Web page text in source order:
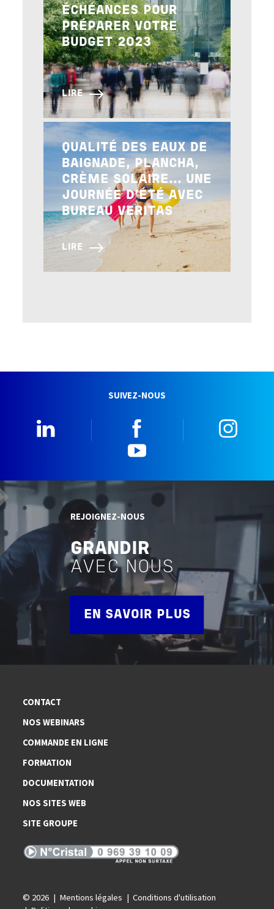
ÉCHÉANCES POUR
PRÉPARER VOTRE
BUDGET 2023
LIRE
Image
QUALITÉ DES EAUX DE
BAIGNADE, PLANCHA,
CRÈME SOLAIRE... UNE
JOURNÉE D’ÉTÉ AVEC
BUREAU VERITAS
LIRE
SUIVEZ-NOUS
REJOIGNEZ-NOUS
GRANDIR
AVEC NOUS
EN SAVOIR PLUS
CONTACT
NOS WEBINARS
COMMANDE EN LIGNE
FORMATION
DOCUMENTATION
NOS SITES WEB
SITE GROUPE
© 2026 Mentions légales
Conditions d'utilisation